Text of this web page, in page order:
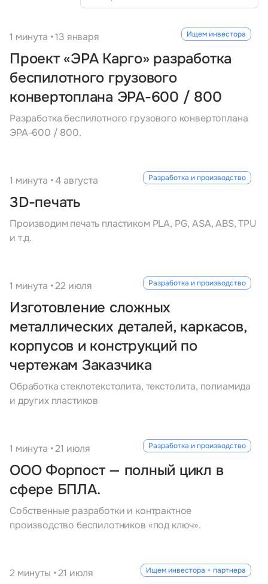
Ищем инвестора
1 минута • 13 января
Проект «ЭРА Карго» разработка
беспилотного грузового
конвертоплана ЭРА-600 / 800
Разработка беспилотного грузового конвертоплана
ЭРА-600 / 800.
Разработка и производство
1 минута • 4 августа
3D-печать
Производим печать пластиком PLA, PG, ASA, ABS, TPU
и т.д.
Разработка и производство
1 минута • 22 июля
Изготовление сложных
металлических деталей, каркасов,
корпусов и конструкций по
чертежам Заказчика
Обработка стеклотекстолита, текстолита, полиамида
и других пластиков
Разработка и производство
1 минута • 21 июля
ООО Форпост — полный цикл в
сфере БПЛА.
Собственные разработки и контрактное
производство беспилотников «под ключ».
Ищем инвестора + партнера
2 минуты • 21 июля